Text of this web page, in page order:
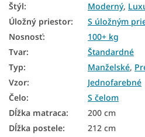
Manželské postele
Manželské postele 180x200
Postele 200x200 s
Čalúnené
Čalúnené
Čalúnené
Štýl: Moderný,
Úložný priestor:
S úložným
Nosnosť:
100+ kg
Tvar:
Štandardné
Typ: Manželské,
Vzor:
Jednofarebné
Čelo:
S čelom
Dĺžka matraca:
200 cm
Dĺžka postele:
212 cm